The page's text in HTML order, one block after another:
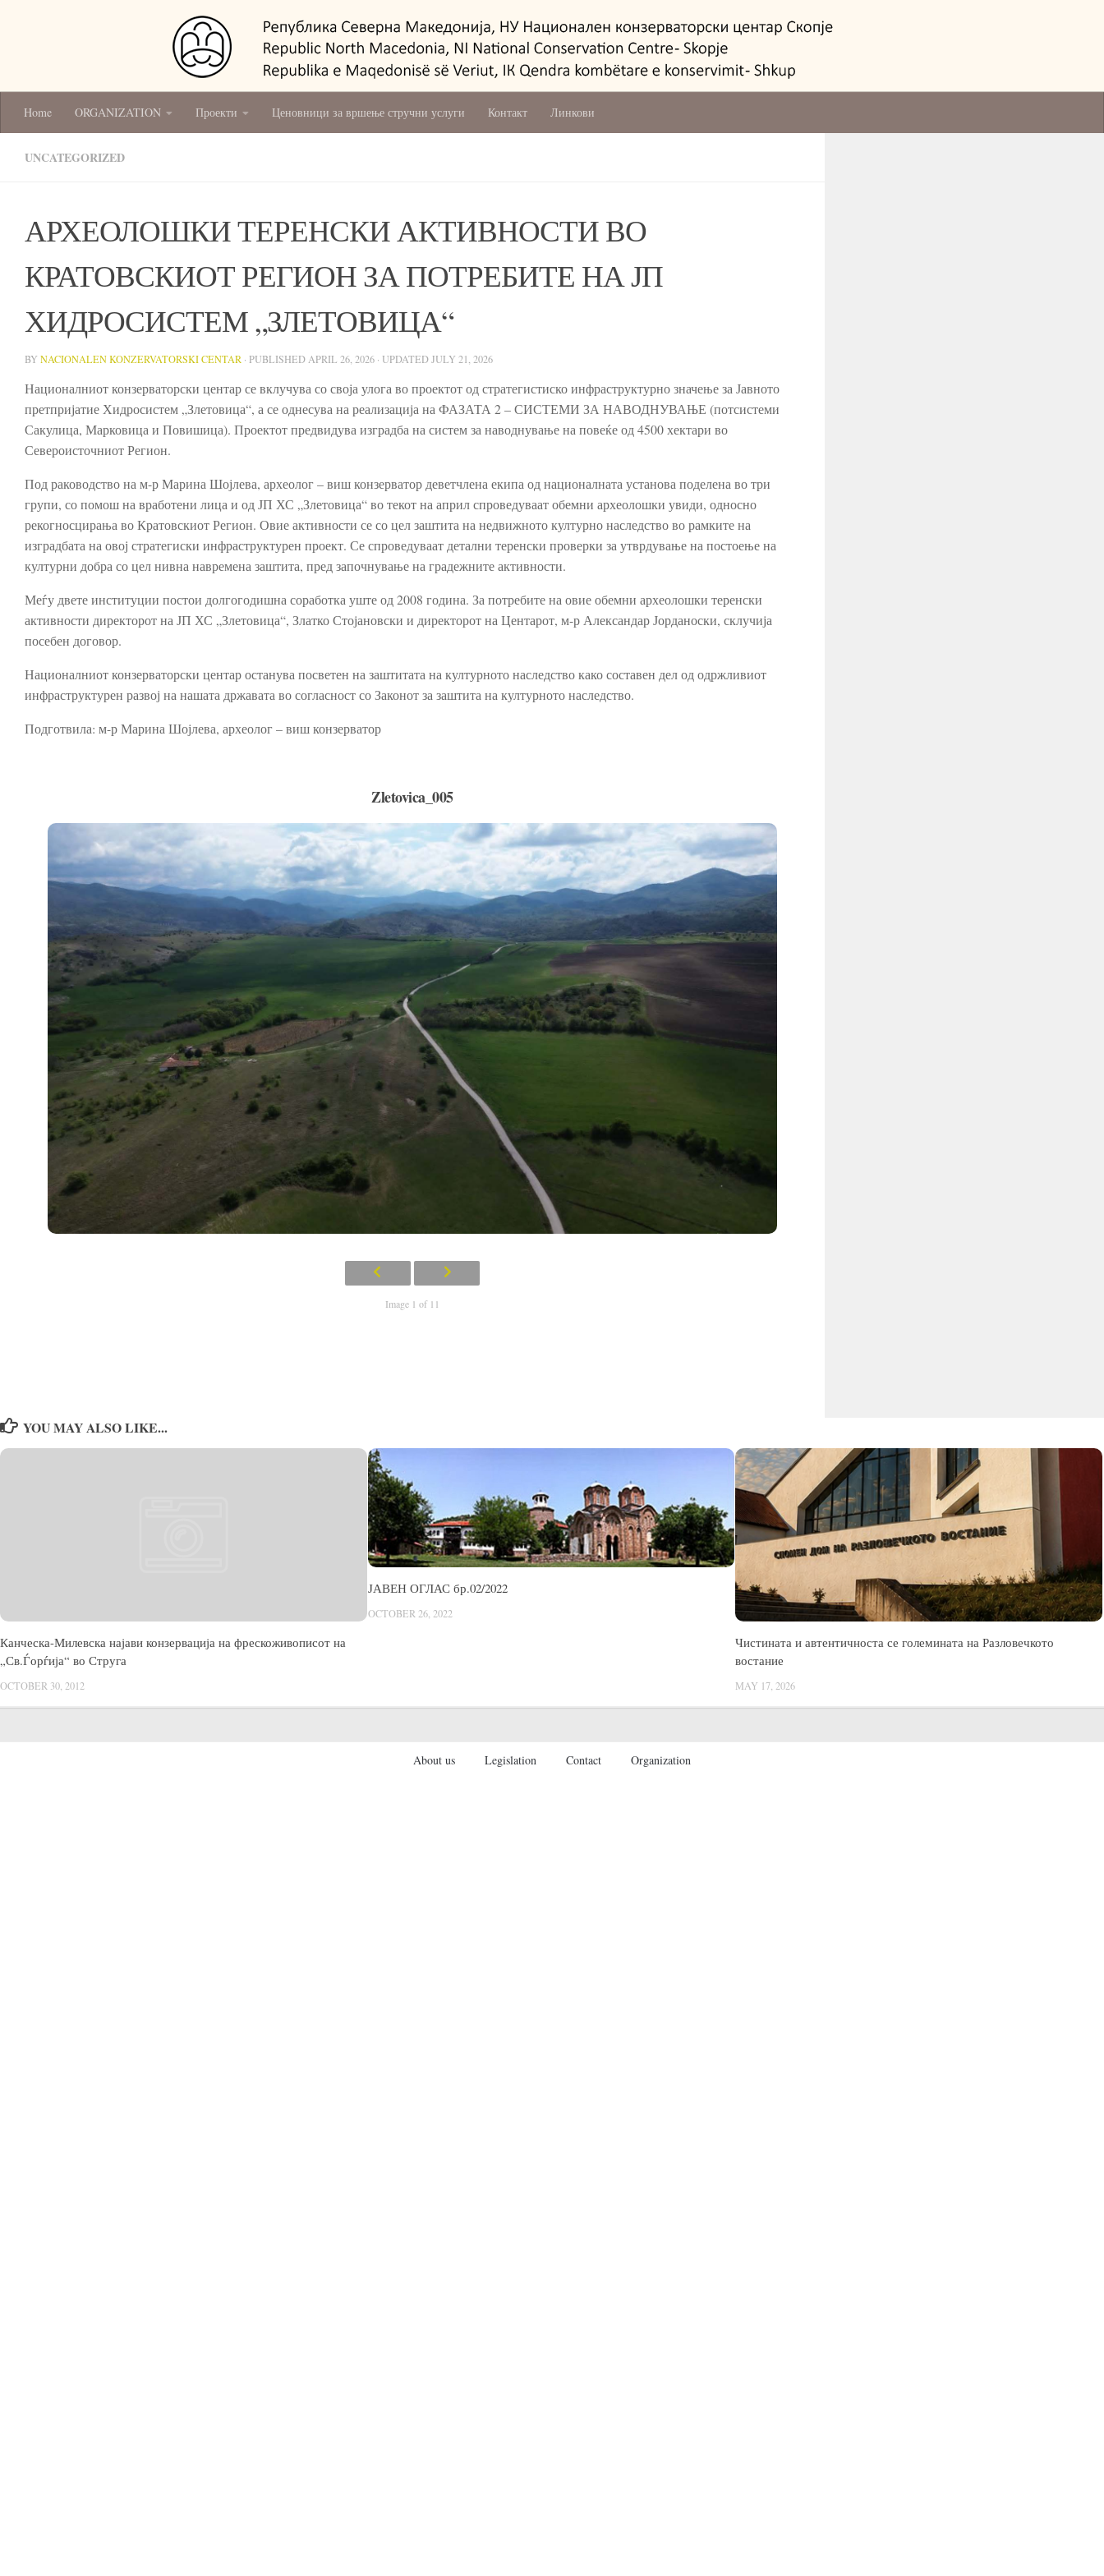
Home ORGANIZATION Проекти Ценовници за вршење стручни услуги Контакт Линкови
UNCATEGORIZED
АРХЕОЛОШКИ ТЕРЕНСКИ АКТИВНОСТИ ВО
КРАТОВСКИОТ РЕГИОН ЗА ПОТРЕБИТЕ НА ЈП
ХИДРОСИСТЕМ „ЗЛЕТОВИЦА“
BY NACIONALEN KONZERVATORSKI CENTAR · PUBLISHED APRIL 26, 2026 · UPDATEDJULY 21, 2026
Националниот конзерваторски центар се вклучува со своја улога во проектот од стратегистиско инфраструктурно значење за Јавното
претпријатие Хидросистем „Злетовица“, а се однесува на реализација на ФАЗАТА 2 – СИСТЕМИ ЗА НАВОДНУВАЊЕ (потсистеми
Сакулица, Марковица и Повишица). Проектот предвидува изградба на систем за наводнување на повеќе од 4500 хектари во
Североисточниот Регион.
Под раководство на м-р Марина Шојлева, археолог – виш конзерватор деветчлена екипа од националната установа поделена во три
групи, со помош на вработени лица и од ЈП ХС „Злетовица“ во текот на април спроведуваат обемни археолошки увиди, односно
рекогносцирања во Кратовскиот Регион. Овие активности се со цел заштита на недвижното културно наследство во рамките на
изградбата на овој стратегиски инфраструктурен проект. Се спроведуваат детални теренски проверки за утврдување на постоење на
културни добра со цел нивна навремена заштита, пред започнување на градежните активности.
Меѓу двете институции постои долгогодишна соработка уште од 2008 година. За потребите на овие обемни археолошки теренски
активности директорот на ЈП ХС „Злетовица“, Златко Стојановски и директорот на Центарот, м-р Александар Јорданоски, склучија
посебен договор.
Националниот конзерваторски центар останува посветен на заштитата на културното наследство како составен дел од одржливиот
инфраструктурен развој на нашата државата во согласност со Законот за заштита на културното наследство.
Подготвила: м-р Марина Шојлева, археолог – виш конзерватор
Zletovica_005
Image 1 of 11
YOU MAY ALSO LIKE...
Канческа-Милевска најави конзервација на фрескоживописот на
„Св.Ѓорѓија“ во Струга
OCTOBER 30, 2012
ЈАВЕН ОГЛАС бр.02/2022
OCTOBER 26, 2022
Чистината и автентичноста се големината на Разловечкото
востание
MAY 17, 2026
About us Legislation Contact Organization